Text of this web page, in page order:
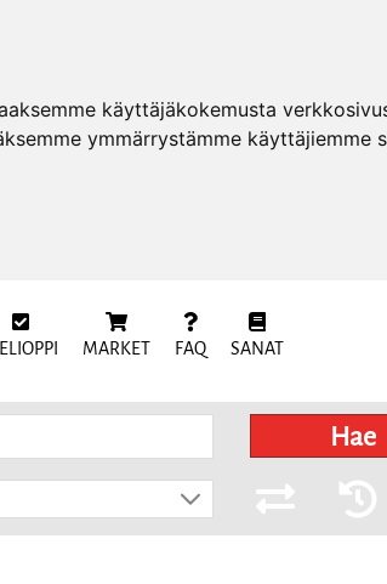
käyttäjäkokemusta
ymmärrystämme
MARKET FAQ SANAT
Hae